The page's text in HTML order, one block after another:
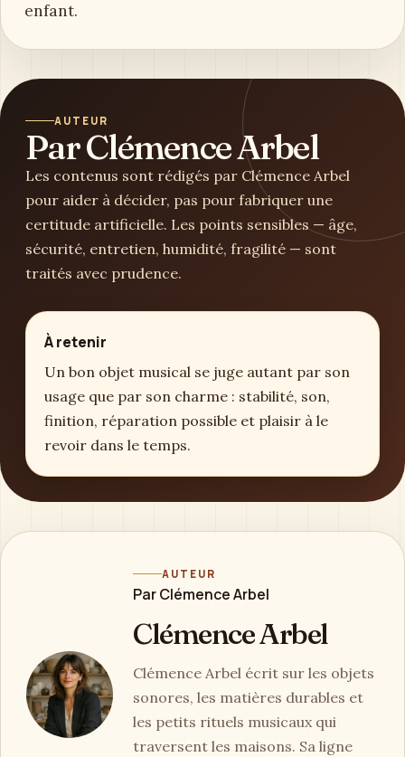
enfant.
AUTEUR
Par Clémence Arbel
Les contenus sont rédigés par Clémence Arbel
pour aider à décider, pas pour fabriquer une
certitude artificielle. Les points sensibles — âge,
sécurité, entretien, humidité, fragilité — sont
traités avec prudence.
À retenir
Un bon objet musical se juge autant par son
usage que par son charme : stabilité, son,
finition, réparation possible et plaisir à le
revoir dans le temps.
AUTEUR
Par Clémence Arbel
Clémence Arbel
Clémence Arbel écrit sur les objets
sonores, les matières durables et
les petits rituels musicaux qui
traversent les maisons. Sa ligne